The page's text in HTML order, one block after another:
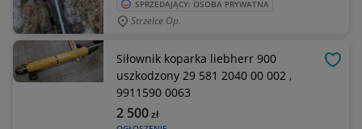
SPRZEDAJĄCY: OSOBA PRYWATNA
Strzelce Op.
Siłownik koparka liebherr 900
uszkodzony 29 581 2040 00 002 ,
9911590 0063
2 500zł